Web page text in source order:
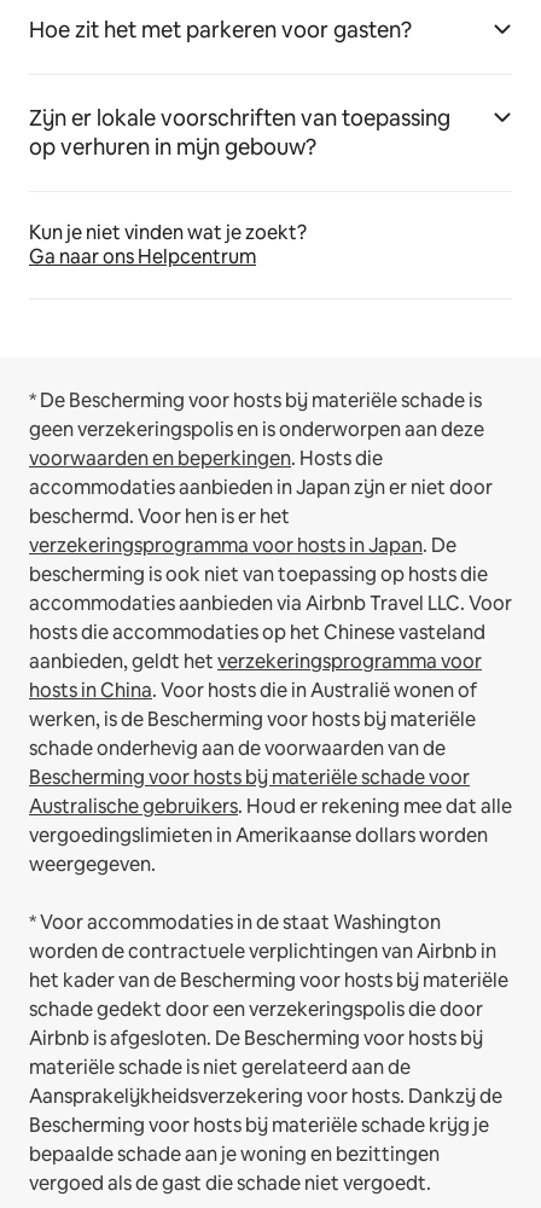
Hoe zit het met parkeren voor gasten?
Zijn er lokale voorschriften van toepassing
op verhuren in mijn gebouw?
Kun je niet vinden wat je zoekt?
Ga naar ons Helpcentrum
* De Bescherming voor hosts bij materiële schade is
geen verzekeringspolis en is onderworpen aan deze
voorwaarden en beperkingen. Hosts die
accommodaties aanbieden in Japan zijn er niet door
beschermd. Voor hen is er het
verzekeringsprogramma voor hosts in Japan. De
bescherming is ook niet van toepassing op hosts die
accommodaties aanbieden via Airbnb Travel LLC.Voor
hosts die accommodaties op het Chinese vasteland
aanbieden, geldt hetverzekeringsprogramma voor
hosts in China.Voor hosts die in Australië wonen of
werken, is de Bescherming voor hosts bij materiële
schade onderhevig aan de voorwaarden van de
Bescherming voor hosts bij materiële schade voor
Australische gebruikers. Houd er rekening mee dat alle
vergoedingslimieten in Amerikaanse dollars worden
weergegeven.
* Voor accommodaties in de staat Washington
worden de contractuele verplichtingen van Airbnb in
het kader van de Bescherming voor hosts bij materiële
schade gedekt door een verzekeringspolis die door
Airbnb is afgesloten. De Bescherming voor hosts bij
materiële schade is niet gerelateerd aan de
Aansprakelijkheidsverzekering voor hosts. Dankzij de
Bescherming voor hosts bij materiële schade krijg je
bepaalde schade aan je woning en bezittingen
vergoed als de gast die schade niet vergoedt.